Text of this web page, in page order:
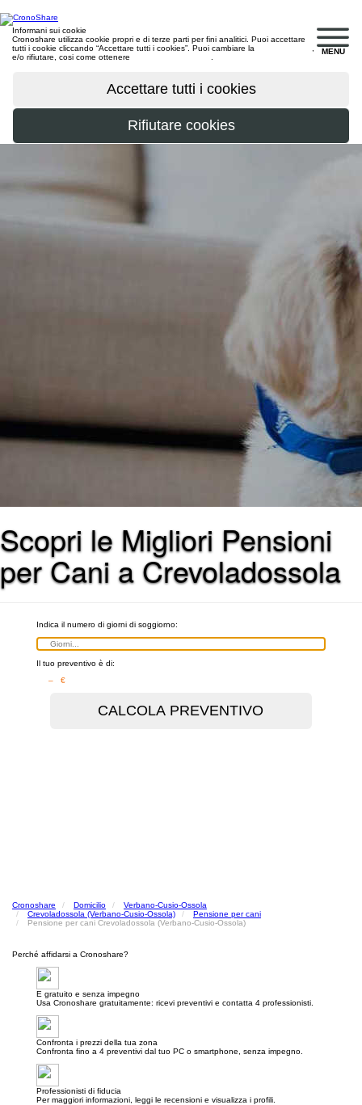
MENU
Informani sui cookie
Cronoshare utilizza cookie propri e di terze parti per fini analitici. Puoi accettare
tutti i cookie cliccando “Accettare tutti i cookies”. Puoi cambiare la
e/o rifiutare, cosi come ottenere
Scopri le Migliori Pensioni
per Cani a Crevoladossola
Indica il numero di giorni di soggiorno:
Il tuo preventivo è di:
– €
Cronoshare Domicilio
Verbano-Cusio-Ossola
Crevoladossola (Verbano-Cusio-Ossola)
Pensione per cani
Pensione per cani Crevoladossola (Verbano-Cusio-Ossola)
Perché affidarsi a Cronoshare?
E gratuito e senza impegno
Usa Cronoshare gratuitamente: ricevi preventivi e contatta 4 professionisti.
Confronta i prezzi della tua zona
Confronta fino a 4 preventivi dal tuo PC o smartphone, senza impegno.
Professionisti di fiducia
Per maggiori informazioni, leggi le recensioni e visualizza i profili.